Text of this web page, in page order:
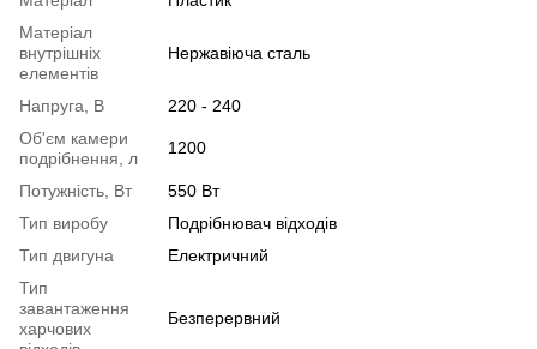
Матеріал
внутрішніх
елементів
Нержавіюча сталь
Напруга, В
220 - 240
Об'єм камери
подрібнення, л
1200
Потужність, Вт
550 Вт
Тип виробу
Подрібнювач відходів
Тип двигуна
Електричний
Тип
завантаження
харчових
Безперервний